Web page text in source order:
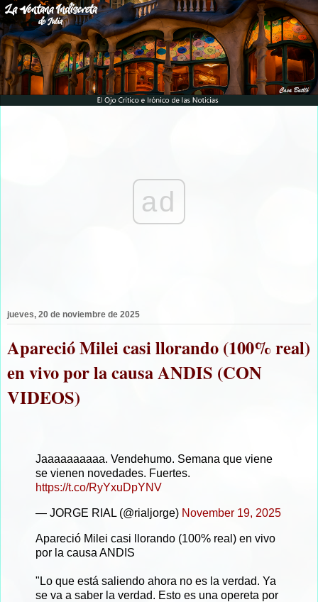
ad
jueves, 20 de noviembre de 2025
Apareció Milei casi llorando (100% real)
en vivo por la causa ANDIS (CON
VIDEOS)
Jaaaaaaaaaa. Vendehumo. Semana que viene
se vienen novedades. Fuertes.
https://t.co/RyYxuDpYNV
— JORGE RIAL (@rialjorge) November 19, 2025
Apareció Milei casi llorando (100% real) en vivo
por la causa ANDIS
"Lo que está saliendo ahora no es la verdad. Ya
se va a saber la verdad. Esto es una opereta por